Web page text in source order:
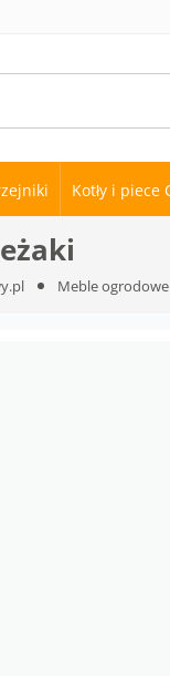
Kotły i piece
Meble ogrodowe